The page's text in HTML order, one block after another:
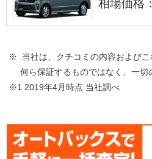
相場価格
※ 当社は、クチコミの内容およびこ
何ら保証するものではなく、一切
※1 2019年4月時点 当社調べ